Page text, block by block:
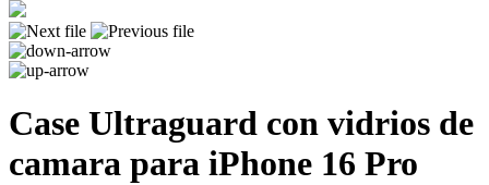
Case Ultraguard con vidrios de
camara para iPhone 16 Pro